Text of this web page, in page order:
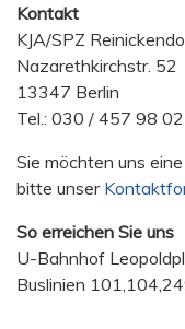
Kontakt
KJA/SPZ
Nazarethkirchstr. 52
13347 Berlin
Tel.: 030 / 457 98
Sie möchten uns
bitte unser
So erreichen Sie uns
U-Bahnhof
Buslinien